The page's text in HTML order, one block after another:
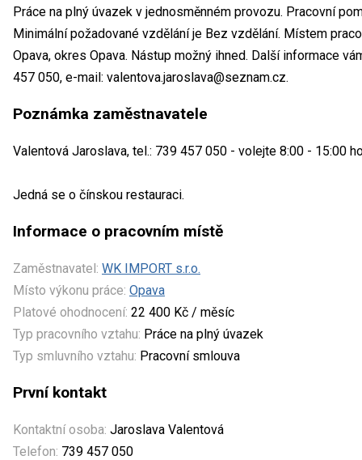
Práce na plný úvazek v jednosměnném provozu. Pracovní
Minimální požadované vzdělání je Bez vzdělání. Místem
Opava, okres Opava. Nástup možný ihned. Další informace
457 050, e-mail: valentova.jaroslava@seznam.cz.
Poznámka zaměstnavatele
Valentová Jaroslava, tel.: 739 457 050 - volejte 8:00 - 15:00
Jedná se o čínskou restauraci.
Informace o pracovním místě
Zaměstnavatel: WK IMPORT s.r.o.
Místo výkonu práce: Opava
Platové ohodnocení: 22 400 Kč / měsíc
Typ pracovního vztahu: Práce na plný úvazek
Typ smluvního vztahu: Pracovní smlouva
První kontakt
Kontaktní osoba: Jaroslava Valentová
Telefon: 739 457 050